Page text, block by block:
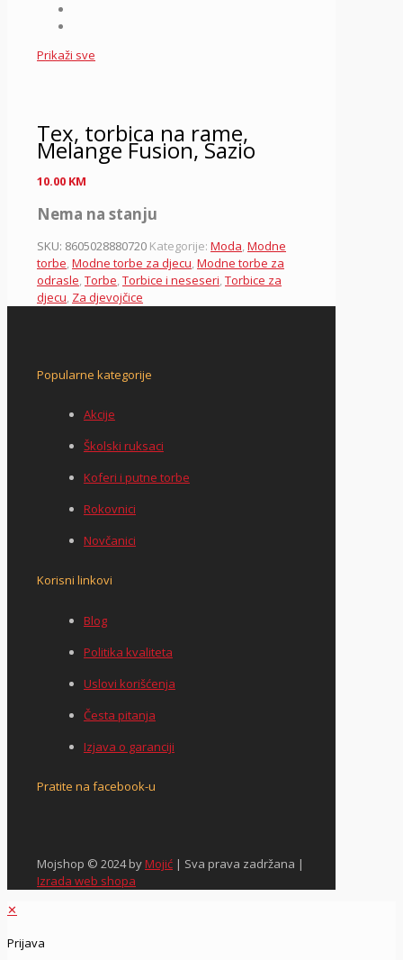
Prikaži sve
Tex, torbica na rame,
Melange Fusion, Sazio
10.00 KM
Nema na stanju
SKU: 8605028880720 Kategorije: Moda,Modne
torbe,Modne torbe za djecu,Modne torbe za
odrasle,Torbe,Torbice i neseseri,Torbice za
djecu, Za djevojčice
Popularne kategorije
Akcije
Školski ruksaci
Koferi i putne torbe
Rokovnici
Novčanici
Korisni linkovi
Blog
Politika kvaliteta
Uslovi korišćenja
Česta pitanja
Izjava o garanciji
Pratite na facebook-u
Mojshop © 2024 byMojić | Sva prava zadržana |
Izrada web shopa
✕
Prijava